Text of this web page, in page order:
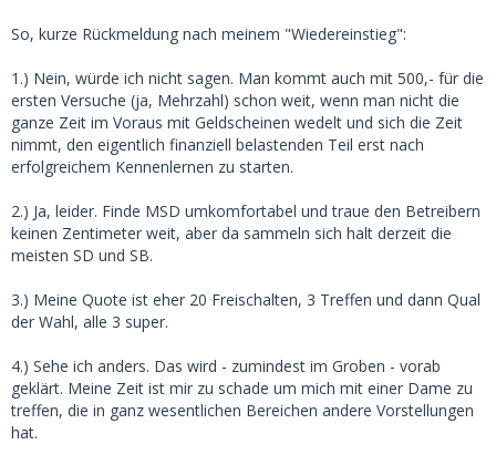
So, kurze Rückmeldung nach meinem "Wiedereinstieg":
1.) Nein, würde ich nicht sagen. Man kommt auch mit 500,- für die
ersten Versuche (ja, Mehrzahl) schon weit, wenn man nicht die
ganze Zeit im Voraus mit Geldscheinen wedelt und sich die Zeit
nimmt, den eigentlich finanziell belastenden Teil erst nach
erfolgreichem Kennenlernen zu starten.
2.) Ja, leider. Finde MSD umkomfortabel und traue den Betreibern
keinen Zentimeter weit, aber da sammeln sich halt derzeit die
meisten SD und SB.
3.) Meine Quote ist eher 20 Freischalten, 3 Treffen und dann Qual
der Wahl, alle 3 super.
4.) Sehe ich anders. Das wird - zumindest im Groben - vorab
geklärt. Meine Zeit ist mir zu schade um mich mit einer Dame zu
treffen, die in ganz wesentlichen Bereichen andere Vorstellungen
hat.